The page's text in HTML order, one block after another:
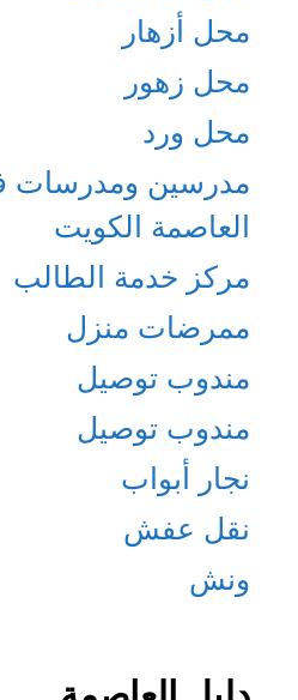
محل أزهار
محل زهور
محل ورد
مدرسين ومدرسات
العاصمة الكويت
مركز خدمة الطالب
ممرضات منزل
مندوب توصيل
مندوب توصيل
نجار أبواب
نقل عفش
ونش